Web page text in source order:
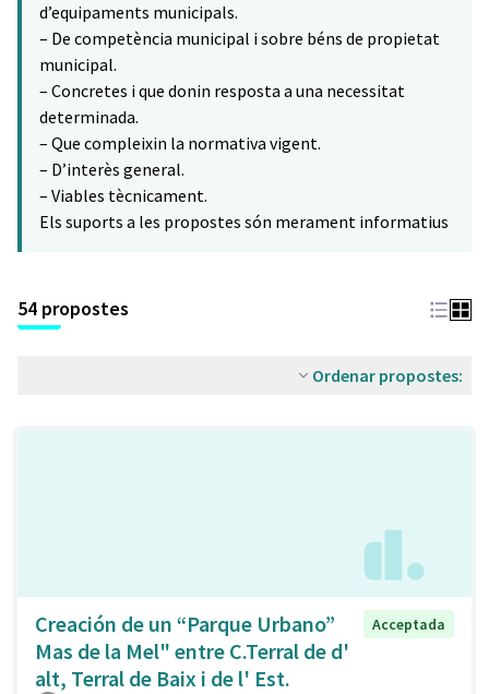
d’equipaments municipals.
– De competència municipal i sobre béns de propietat
municipal.
– Concretes i que donin resposta a una necessitat
determinada.
– Que compleixin la normativa vigent.
– D’interès general.
– Viables tècnicament.
Els suports a les propostes són merament informatius
54 propostes
Ordenar propostes:
Creación de un “Parque Urbano”
Mas de la Mel" entre C.Terral de d'
alt, Terral de Baix i de l' Est.
Acceptada